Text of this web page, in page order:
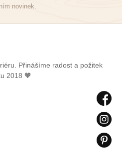
novinek.
Přinášíme radost a požitek
2018 🧡